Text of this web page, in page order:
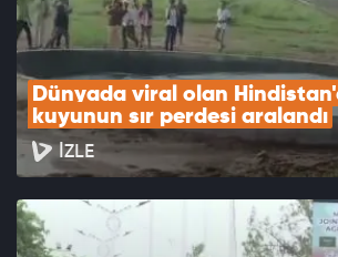
Dünyada viral olan
kuyunun sır perdesi aralandı
İZLE